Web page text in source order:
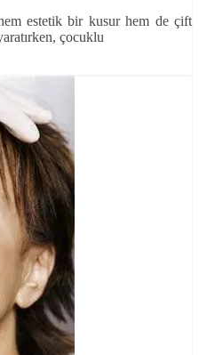
estetik bir kusur hem de çift
çocuklu